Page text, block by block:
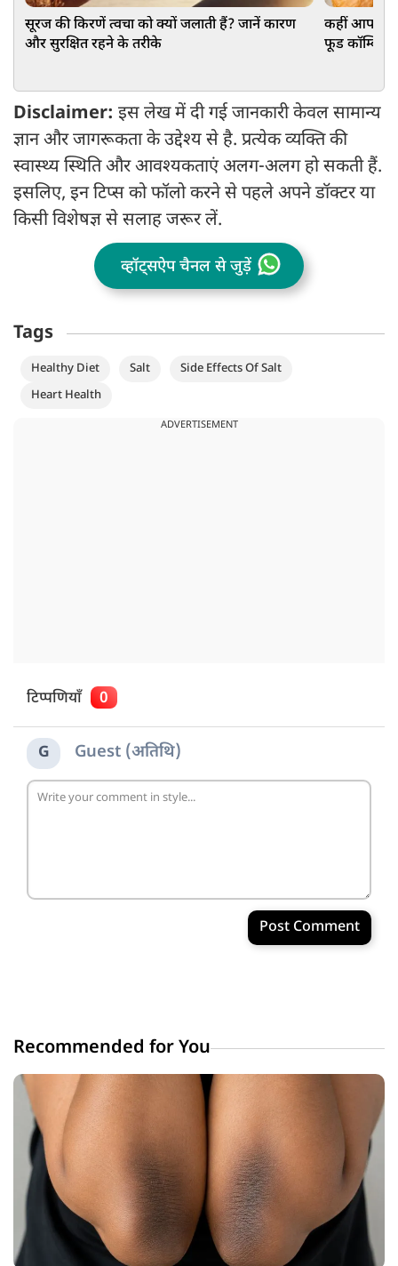
सूरज की किरणें त्वचा को क्यों जलाती हैं? जानें कारण
और सुरक्षित रहने के तरीके
कहीं आप भी
फूड
Disclaimer: इस लेख में दी गई जानकारी केवल सामान्य
ज्ञान और जागरूकता के उद्देश्य से है. प्रत्येक व्यक्ति की
स्वास्थ्य स्थिति और आवश्यकताएं अलग-अलग हो सकती हैं.
इसलिए, इन टिप्स को फॉलो करने से पहले अपने डॉक्टर या
किसी विशेषज्ञ से सलाह जरूर लें.
व्हॉट्सऐप चैनल से जुड़ें
Tags
Healthy Diet Salt
Side Effects Of Salt
Heart Health
ADVERTISEMENT
टिप्पणियाँ 0
G Guest (अतिथि)
Post Comment
Recommended for You